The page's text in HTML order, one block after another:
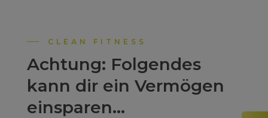
CLEAN FITNESS
Achtung: Folgendes
kann dir ein Vermögen
einsparen…